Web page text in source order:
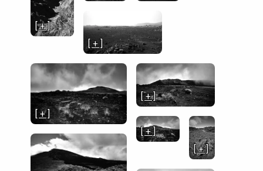
[ + ]
[ + ]
[ + ]
[ + ]
[ + ]
[ + ]